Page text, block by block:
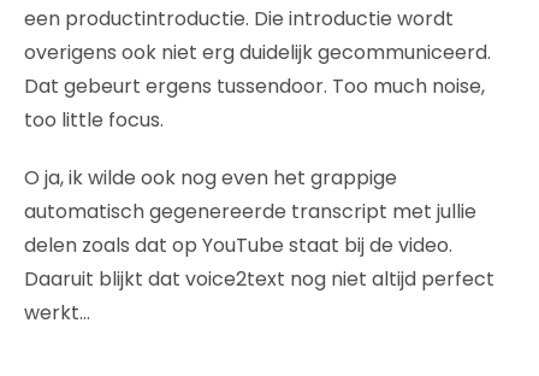
een productintroductie. Die introductie wordt
overigens ook niet erg duidelijk gecommuniceerd.
Dat gebeurt ergens tussendoor. Too much noise,
too little focus.
O ja, ik wilde ook nog even het grappige
automatisch gegenereerde transcript met jullie
delen zoals dat op YouTube staat bij de video.
Daaruit blijkt dat voice2text nog niet altijd perfect
werkt…